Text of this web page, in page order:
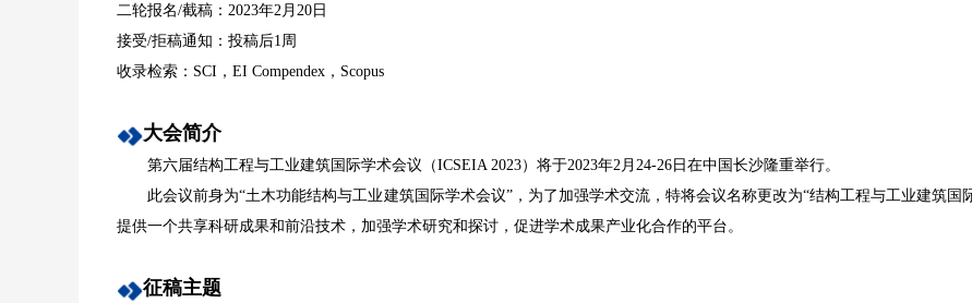
二轮报名/截稿：2023年2月20日
接受/拒稿通知：投稿后1周
收录检索：SCI，EI Compendex，Scopus
大会简介
第六届结构工程与工业建筑国际学术会议（ICSEIA 2023）将于2023年2月24-26日在中国长沙隆重举行。
此会议前身为“土木功能结构与工业建筑国际学术会议”，为了加强学术交流，特将会议名称更改为“结构工程与工业建筑国
提供一个共享科研成果和前沿技术，加强学术研究和探讨，促进学术成果产业化合作的平台。
征稿主题